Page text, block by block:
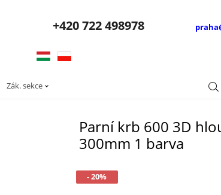
+420722 498978
Zák. sekce
Parní krb 600 3D
300mm 1 barva
- 20%